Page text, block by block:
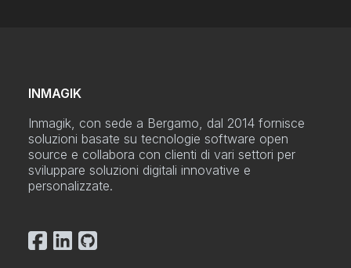
INMAGIK
Inmagik, con sede a Bergamo, dal 2014 fornisce
soluzioni basate su tecnologie software open
source e collabora con clienti di vari settori per
sviluppare soluzioni digitali innovative e
personalizzate.